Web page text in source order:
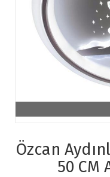
Özcan
50 CM